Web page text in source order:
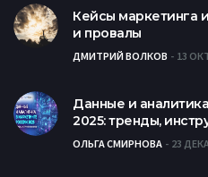
Кейсы маркетинга
и провалы
ДМИТРИЙ ВОЛКОВ 13
Данные и
2025: тренды,
ОЛЬГА СМИРНОВА 23